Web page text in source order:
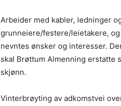
Arbeider med kabler, ledninger
grunneiere/festere/leietakere,
nevntes ønsker og interesser.
skal Brøttum Almenning erstatte
skjønn.
Vinterbrøyting av adkomstvei